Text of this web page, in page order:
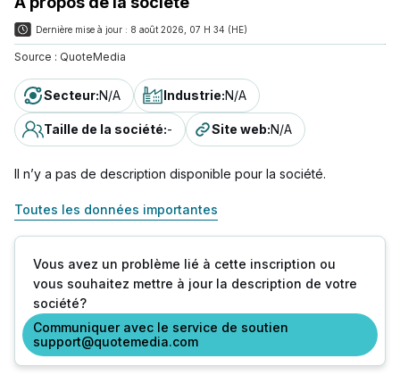
Dernière mise à jour : 8 août 2026, 07 H 34 (HE)
Source : QuoteMedia
Secteur:N/A Industrie:N/A
Taille de la société:- Site web:N/A
Il n’y a pas de description disponible pour la société.
Toutes les données importantes
Vous avez un problème lié à cette inscription ou
vous souhaitez mettre à jour la description de votre
société?
Communiquer avec le service de soutien
support@quotemedia.com